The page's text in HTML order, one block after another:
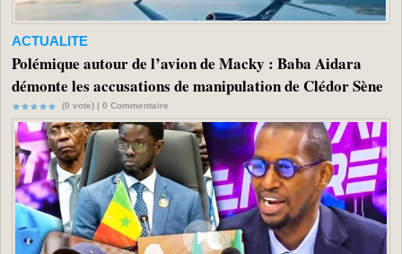
ACTUALITE
Polémique autour de l’avion de Macky : Baba Aidara
démonte les accusations de manipulation de Clédor Sène
(0 vote) | 0 Commentaire